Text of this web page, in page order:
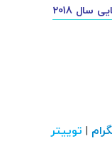
معرفی و بررسی بهترین فیلم‌های سینمایی سال 2018
| توییتر